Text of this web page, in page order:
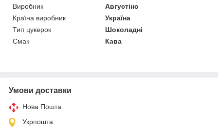
Виробник
Августіно
Країна виробник
Україна
Тип цукерок
Шоколадні
Смак
Кава
Умови доставки
Нова Пошта
Укрпошта